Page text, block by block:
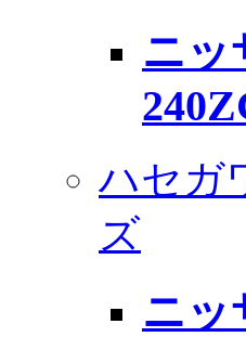
ニッ
ハセガ
ズ
ニッ